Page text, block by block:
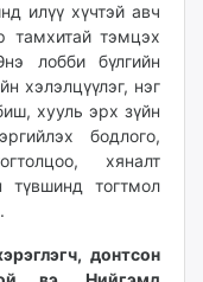
илүү хүчтэй авч
тамхитай тэмцэх
лобби бүлгийн
хэлэлцүүлэг, нэг
хууль эрх зүйн
бодлого,
хяналт
түвшинд тогтмол
донтсон